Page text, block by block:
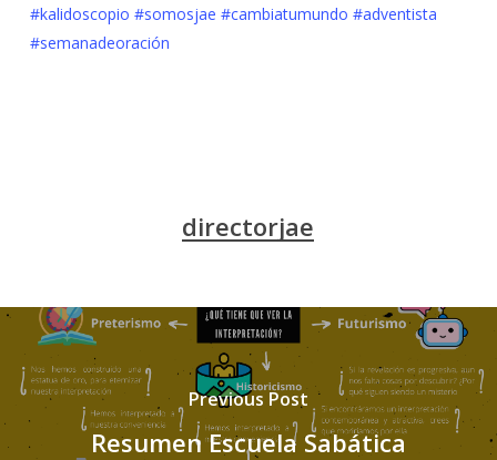
#kalidoscopio #somosjae #cambiatumundo #adventista
#semanadeoración
directorjae
Previous Post
Resumen Escuela Sabática